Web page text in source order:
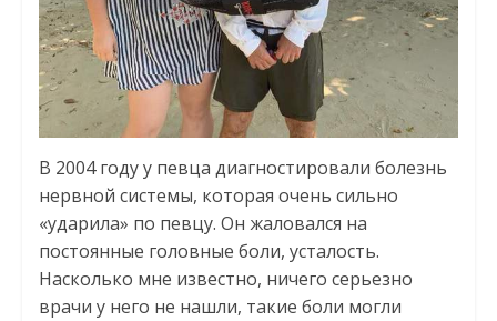
В 2004 году у певца диагностировали болезнь
нервной системы, которая очень сильно
«ударила» по певцу. Он жаловался на
постоянные головные боли, усталость.
Насколько мне известно, ничего серьезно
врачи у него не нашли, такие боли могли